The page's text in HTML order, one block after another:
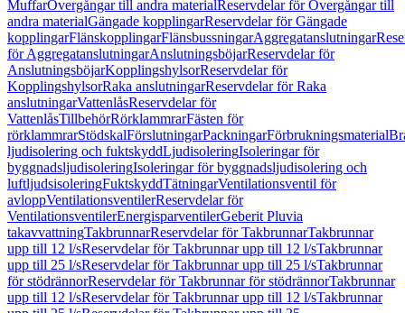
MuffarÖvergångar till andra materialReservdelar för Övergångar till
andra materialGängade kopplingarReservdelar för Gängade
kopplingarFlänskopplingarFlänsbussningarAggregatanslutningar
för AggregatanslutningarAnslutningsböjarReservdelar för
AnslutningsböjarKopplingshylsorReservdelar för
KopplingshylsorRaka anslutningarReservdelar för Raka
anslutningarVattenlåsReservdelar för
VattenlåsTillbehörRörklammrarFästen för
rörklammrarStödskalFörslutningarPackningarFörbrukningsmaterial
ljudisolering och fuktskyddLjudisoleringIsoleringar för
byggnadsljudisoleringIsoleringar för byggnadsljudisolering och
luftljudsisoleringFuktskyddTätningarVentilationsventil för
avloppVentilationsventilerReservdelar för
VentilationsventilerEnergisparventilerGeberit Pluvia
takavvattningTakbrunnarReservdelar för TakbrunnarTakbrunnar
upp till 12 l/sReservdelar för Takbrunnar upp till 12 l/sTakbrunnar
upp till 25 l/sReservdelar för Takbrunnar upp till 25 l/sTakbrunnar
för stödrännorReservdelar för Takbrunnar för stödrännorTakbrunnar
upp till 12 l/sReservdelar för Takbrunnar upp till 12 l/sTakbrunnar